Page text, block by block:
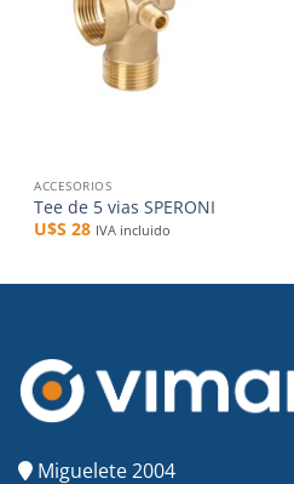
ACCESORIOS
Tee de 5 vias SPERONI
U$S28 IVA incluido
Miguelete 2004